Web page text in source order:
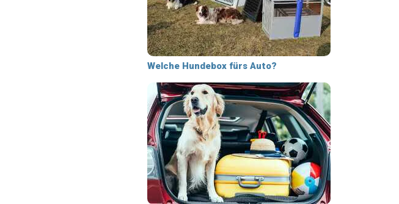
Welche Hundebox fürs Auto?